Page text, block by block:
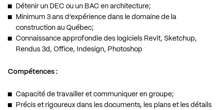
Détenir un DEC ou un BAC en architecture;
Minimum 3 ans d’expérience dans le domaine de la
construction au Québec;
Connaissance approfondie des logiciels Revit, Sketchup,
Rendus 3d, Office, Indesign, Photoshop
Compétences :
Capacité de travailler et communiquer en groupe;
Précis et rigoureux dans les documents, les plans et les détails